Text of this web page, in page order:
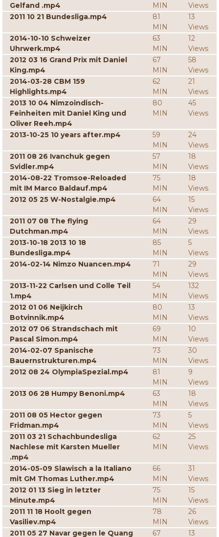
Gelfand .mp4
MIN
Views
2011 10 21 Bundesliga.mp4
81
MIN
13
Views
2014-10-10 Schweizer
Uhrwerk.mp4
63
MIN
12
Views
2012 03 16 Grand Prix mit Daniel
King.mp4
67
MIN
58
Views
2014-03-28 CBM 159
Highlights.mp4
62
MIN
21
Views
2013 10 04 Nimzoindisch-
Feinheiten mit Daniel King und
Oliver Reeh.mp4
80
MIN
45
Views
2013-10-25 10 years after.mp4
59
MIN
24
Views
2011 08 26 Ivanchuk gegen
Svidler.mp4
57
MIN
18
Views
2014-08-22 Tromsoe-Reloaded
mit IM Marco Baldauf.mp4
75
MIN
18
Views
2012 05 25 W-Nostalgie.mp4
64
MIN
15
Views
2011 07 08 The flying
Dutchman.mp4
64
MIN
29
Views
2013-10-18 2013 10 18
Bundesliga.mp4
85
MIN
5
Views
2014-02-14 Nimzo Nuancen.mp4
71
MIN
29
Views
2013-11-22 Carlsen und Colle Teil
1.mp4
54
MIN
132
Views
2012 01 06 Neijkirch
Botvinnik.mp4
80
MIN
13
Views
2012 07 06 Strandschach mit
Pascal Simon.mp4
69
MIN
10
Views
2014-02-07 Spanische
Bauernstrukturen.mp4
73
MIN
30
Views
2012 08 24 OlympiaSpezial.mp4
81
MIN
9
Views
2013 06 28 Humpy Benoni.mp4
63
MIN
18
Views
2011 08 05 Hector gegen
Fridman.mp4
73
MIN
5
Views
2011 03 21 Schachbundesliga
Nachlese mit Karsten Mueller
.mp4
62
MIN
25
Views
2014-05-09 Slawisch a la Italiano
mit GM Thomas Luther.mp4
66
MIN
31
Views
2012 01 13 Sieg in letzter
Minute.mp4
75
MIN
15
Views
2011 11 18 Hoolt gegen
Vasiliev.mp4
78
MIN
26
Views
2011 05 27 Navar gegen le Quang
67 13